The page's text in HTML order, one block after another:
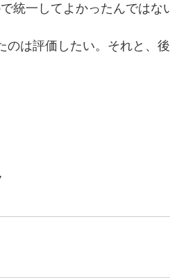
統一してよかったんではな
は評価したい。それと、